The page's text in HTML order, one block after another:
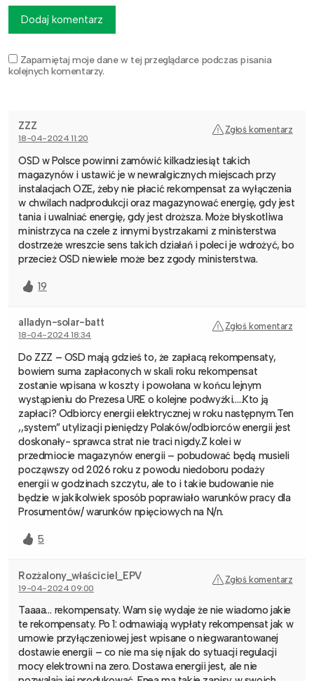
Zapamiętaj moje dane w tej przeglądarce podczas pisania
kolejnych komentarzy.
Dodaj komentarz
ZZZ
18-04-2024 11:20
Zgłoś komentarz
OSD w Polsce powinni zamówić kilkadziesiąt takich
magazynów i ustawić je w newralgicznych miejscach przy
instalacjach OZE, żeby nie płacić rekompensat za wyłączenia
w chwilach nadprodukcji oraz magazynować energię, gdy jest
tania i uwalniać energię, gdy jest droższa. Może błyskotliwa
ministrzyca na czele z innymi bystrzakami z ministerstwa
dostrzeże wreszcie sens takich działań i poleci je wdrożyć, bo
przecież OSD niewiele może bez zgody ministerstwa.
19
alladyn-solar-batt
18-04-2024 18:34
Zgłoś komentarz
Do ZZZ – OSD mają gdzieś to, że zapłacą rekompensaty,
bowiem suma zapłaconych w skali roku rekompensat
zostanie wpisana w koszty i powołana w końcu lejnym
wystąpieniu do Prezesa URE o kolejne podwyżki…..Kto ją
zapłaci? Odbiorcy energii elektrycznej w roku następnym.Ten
,,system” utylizacji pieniędzy Polaków/odbiorców energii jest
doskonały- sprawca strat nie traci nigdy.Z kolei w
przedmiocie magazynów energii – pobudować będą musieli
począwszy od 2026 roku z powodu niedoboru podaży
energii w godzinach szczytu, ale to i takie budowanie nie
będzie w jakikolwiek sposób poprawiało warunków pracy dla
Prosumentów/ warunków npięciowych na N/n.
5
Rozżalony_właściciel_EPV
19-04-2024 09:00
Zgłoś komentarz
Taaaa… rekompensaty. Wam się wydaje że nie wiadomo jakie
te rekompensaty. Po 1: odmawiają wypłaty rekompensat jak w
umowie przyłączeniowej jest wpisane o niegwarantowanej
dostawie energii – co nie ma się nijak do sytuacji regulacji
mocy elektrowni na zero. Dostawa energii jest, ale nie